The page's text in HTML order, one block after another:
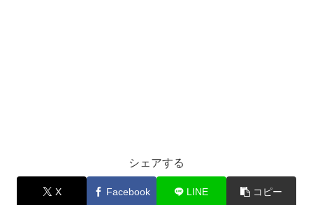
シェアする
X Facebook LINE コピー